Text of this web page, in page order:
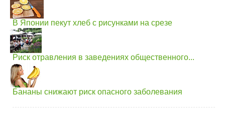
В Японии пекут хлеб с рисунками на срезе
Риск отравления в заведениях общественного...
Бананы снижают риск опасного заболевания